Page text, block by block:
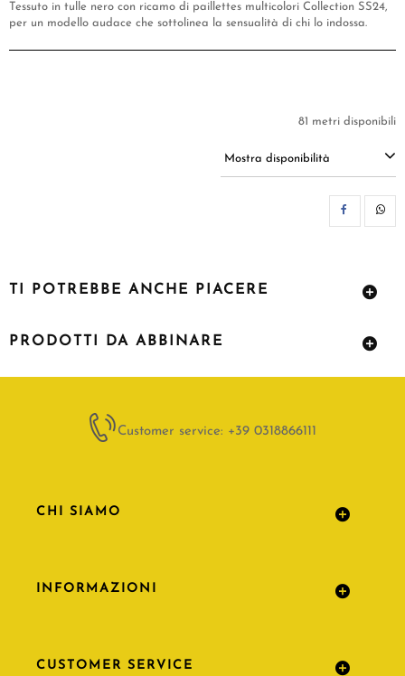
Tessuto in tulle nero con ricamo di paillettes multicolori Collection SS24,
per un modello audace che sottolinea la sensualità di chi lo indossa.
81 metri disponibili
Mostra disponibilità
TI POTREBBE ANCHE PIACERE
PRODOTTI DA ABBINARE
Customer service: +39 0318866111
CHI SIAMO
INFORMAZIONI
CUSTOMER SERVICE